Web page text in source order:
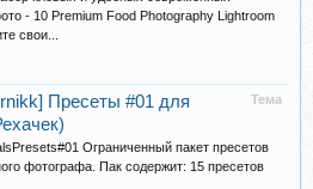
- 10 Premium Food Photography Lightroom
свои...
Тема
Пресеты #01 для
Ограниченный пакет пресетов
фотографа. Пак содержит: 15 пресетов